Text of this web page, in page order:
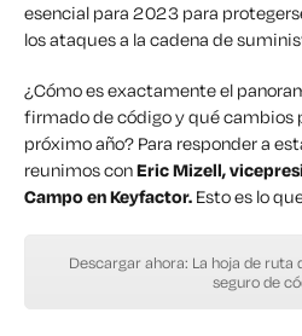
esencial para 2023 para
los ataques a la cadena de
¿Cómo es exactamente el
firmado de código y qué cambios
próximo año? Para responder a
reunimos conEric Mizell,
Campo en Keyfactor. Esto es lo
Descargar ahora: La hoja de
seguro de